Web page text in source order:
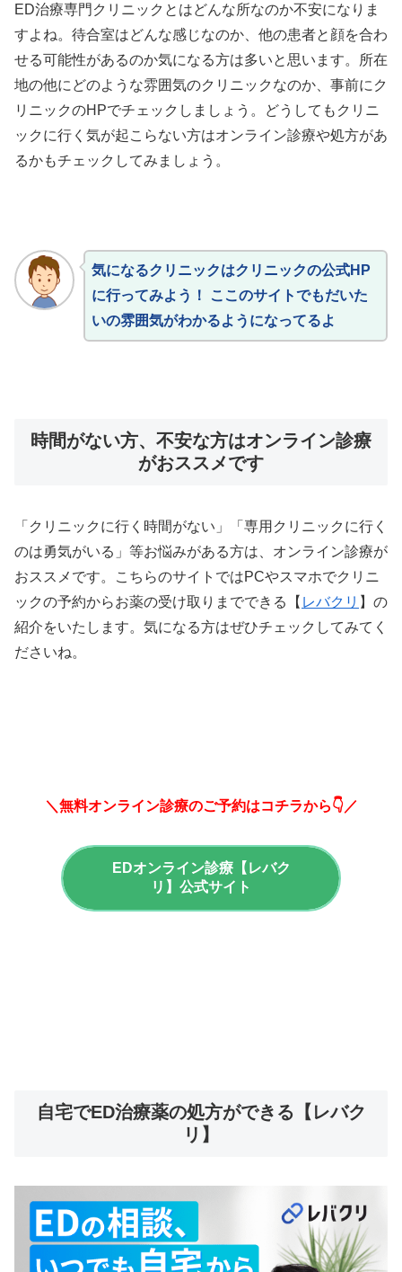
ED治療専門クリニックとはどんな所なのか不安になりま
すよね。待合室はどんな感じなのか、他の患者と顔を合わ
せる可能性があるのか気になる方は多いと思います。所在
地の他にどのような雰囲気のクリニックなのか、事前にク
リニックのHPでチェックしましょう。どうしてもクリニ
ックに行く気が起こらない方はオンライン診療や処方があ
るかもチェックしてみましょう。
気になるクリニックはクリニックの公式HP
に行ってみよう！ ここのサイトでもだいた
いの雰囲気がわかるようになってるよ
時間がない方、不安な方はオンライン診療
がおススメです
「クリニックに行く時間がない」「専用クリニックに行く
のは勇気がいる」等お悩みがある方は、オンライン診療が
おススメです。こちらのサイトではPCやスマホでクリニ
ックの予約からお薬の受け取りまでできる【 レバクリ 】の
紹介をいたします。気になる方はぜひチェックしてみてく
ださいね。
＼無料オンライン診療のご予約はコチラから👇／
EDオンライン診療【レバク
リ】公式サイト
自宅でED治療薬の処方ができる【レバク
リ】